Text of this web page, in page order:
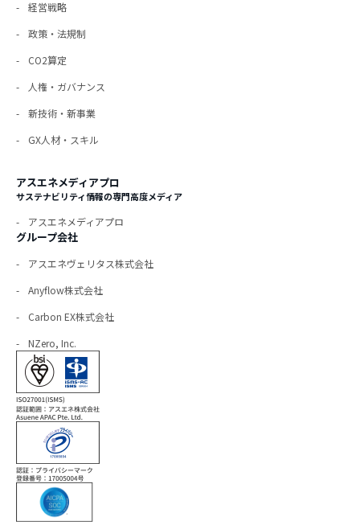
経営戦略
政策・法規制
CO2算定
人権・ガバナンス
新技術・新事業
GX人材・スキル
アスエネメディアプロ
サステナビリティ情報の専門高度メディア
アスエネメディアプロ
グループ会社
アスエネヴェリタス株式会社
Anyflow株式会社
Carbon EX株式会社
NZero, Inc.